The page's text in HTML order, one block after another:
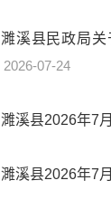
濉溪县民政局
2026-07-24
濉溪县2026年7
濉溪县2026年7